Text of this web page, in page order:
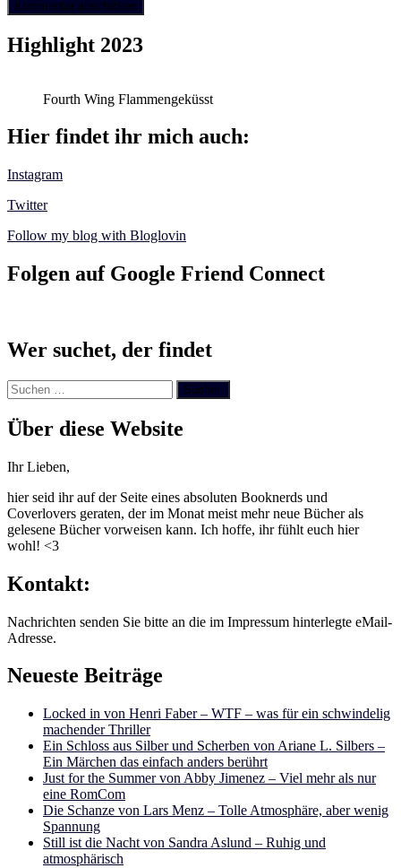
Highlight 2023
Fourth Wing Flammengeküsst
Hier findet ihr mich auch:
Instagram
Twitter
Follow my blog with Bloglovin
Folgen auf Google Friend Connect
Wer suchet, der findet
Suchen
nach:
Über diese Website
Ihr Lieben,
hier seid ihr auf der Seite eines absoluten Booknerds und
Coverlovers geraten, der im Monat meist mehr neue Bücher als
gelesene Bücher vorweisen kann. Ich hoffe, ihr fühlt euch hier
wohl! <3
Kontakt:
Nachrichten senden Sie bitte an die im Impressum hinterlegte eMail-
Adresse.
Neueste Beiträge
Locked in von Henri Faber – WTF – was für ein schwindelig
machender Thriller
Ein Schloss aus Silber und Scherben von Ariane L. Silbers –
Ein Märchen das einfach anders berührt
Just for the Summer von Abby Jimenez – Viel mehr als nur
eine RomCom
Die Schanze von Lars Menz – Tolle Atmosphäre, aber wenig
Spannung
Still ist die Nacht von Sandra Aslund – Ruhig und
atmosphärisch